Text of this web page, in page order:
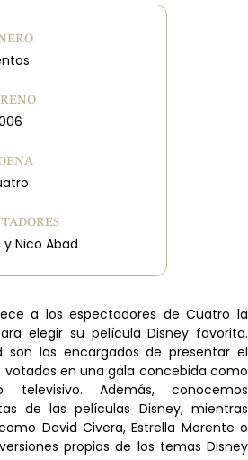
y Nico Abad
a los espectadores de Cuatro la
elegir su película Disney favorita.
son los encargados de presentar el
votadas en una gala concebida como
Además, conocemos
de las películas Disney, mientras
David Civera, Estrella Morente o
propias de los temas Disney